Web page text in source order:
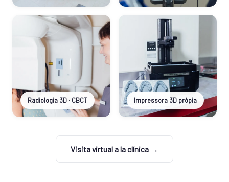
Radiologia 3D · CBCT Impressora 3D pròpia
Visita virtual a la clínica →